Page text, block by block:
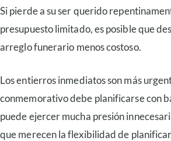
Si pierde a su ser querido
presupuesto limitado, es posible que
arreglo funerario menos costoso.
Los entierros inmediatos son más
conmemorativo debe planificarse con
puede ejercer mucha presión
que merecen la flexibilidad de